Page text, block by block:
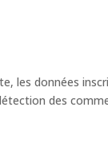
les données
des